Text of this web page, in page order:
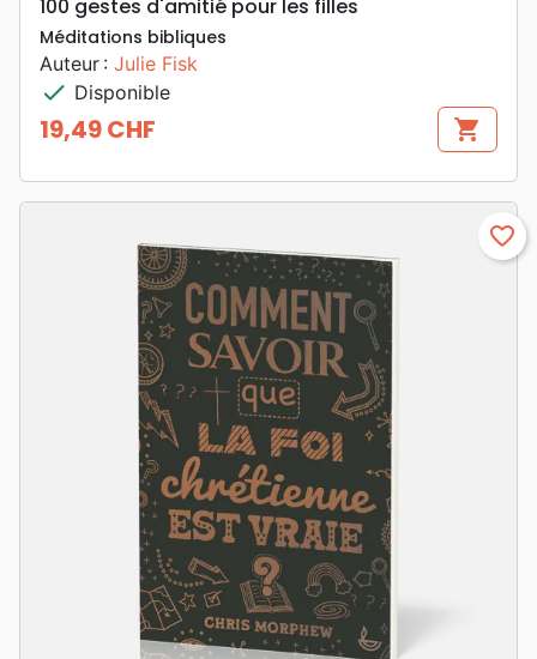
100 gestes d'amitié pour les filles
Méditations bibliques
Auteur : Julie Fisk
check Disponible
Prix
19,49 CHF shopping_cart
favorite_border